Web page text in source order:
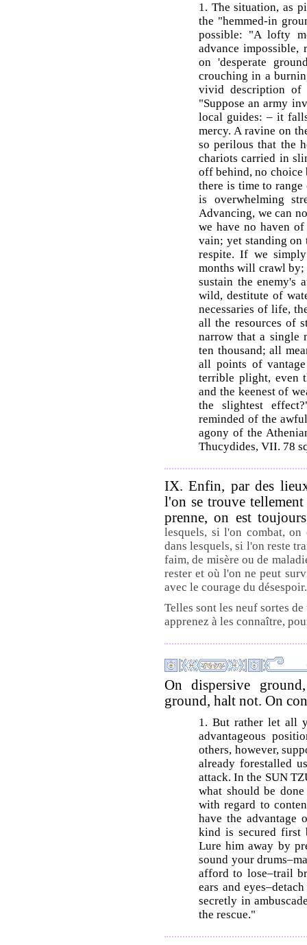
1. The situation, as
the "hemmed-in
possible: "A lofty
advance impossible,
on 'desperate
crouching in a
vivid description of
"Suppose an army
local guides: – it
mercy. A ravine on
so perilous that the
chariots carried in
off behind, no choice
there is time to
is overwhelming
Advancing, we can
we have no haven
vain; yet standing on
respite. If we
months will crawl by;
sustain the enemy's
wild, destitute of
necessaries of life,
all the resources of
narrow that a single
ten thousand; all
all points of
terrible plight, even
and the keenest of
the slightest
reminded of the
agony of the
Thucydides, VII. 78
IX. Enfin, par des
l'on se trouve
prenne, on est
lesquels, si l'on combat,
dans lesquels, si l'on reste
faim, de misère ou de
rester et où l'on ne peut
avec le courage du désespoir.
Telles sont les neuf sortes
apprenez à les connaître,
On dispersive
ground, halt not. On
1. But rather let all
advantageous
others, however,
already forestalled
attack. In the SUN
what should be
with regard to
have the
kind is secured first
Lure him away by
sound your
afford to lose–trail
ears and
secretly in
the rescue."